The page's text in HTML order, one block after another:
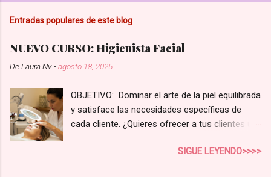
c
r
u
n
o
m
e
n
t
a
Entradas populares de este blog
NUEVO CURSO: Higienista Facial
DeLaura Nv -agosto 18, 2025
OBJETIVO: Dominar el arte de la piel equilibrada
y satisface las necesidades específicas de
cada cliente. ¿Quieres ofrecer a tus clientes un
la diferencia? En el competitivo mundo de la
estética, no basta con una limpieza superficial.
SIGUE LEYENDO>>>>